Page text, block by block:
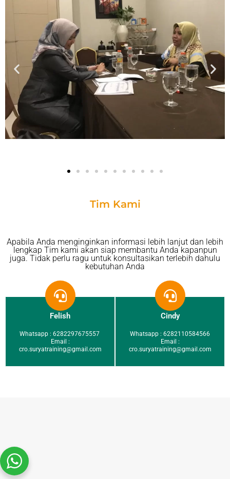
Tim Kami
Apabila Anda menginginkan informasi lebih lanjut dan lebih
lengkap Tim kami akan siap membantu Anda kapanpun
juga. Tidak perlu ragu untuk konsultasikan terlebih dahulu
kebutuhan Anda
Felish
Whatsapp : 6282297675557
Email :
cro.suryatraining@gmail.com
Cindy
Whatsapp : 6282110584566
Email :
cro.suryatraining@gmail.com